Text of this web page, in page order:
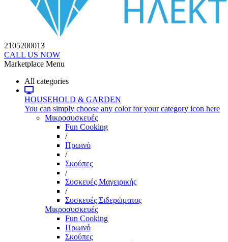
2105200013
CALL US NOW
Marketplace Menu
All categories
HOUSEHOLD & GARDEN
You can simply choose any color for your category icon here
Μικροσυσκευές
Fun Cooking
/
Πρωινό
/
Σκούπες
/
Συσκευές Μαγειρικής
/
Συσκευές Σιδερώματος
Μικροσυσκευές
Fun Cooking
Πρωινό
Σκούπες